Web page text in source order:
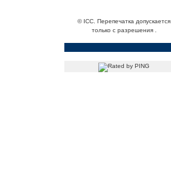
© ICC. Перепечатка допускается
только с разрешения .